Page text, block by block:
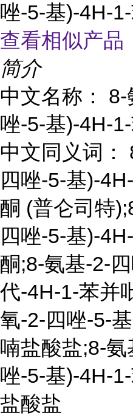
唑-5-基)-4H-
查看相似产品
简介
中文名称：
唑-5-基)-4H-
中文同义词：
四唑-5-基)-
酮 (普仑司特
四唑-5-基)-
酮;8-氨基-2-
代-4H-1-苯并
氧-2-四唑-5-
喃盐酸盐;8-氨
唑-5-基)-4H-
盐酸盐